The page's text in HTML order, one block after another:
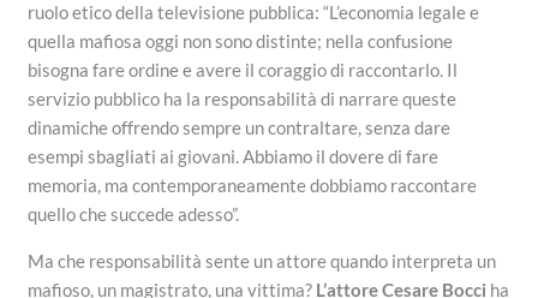
ruolo etico della televisione pubblica: “L’economia legale e
quella mafiosa oggi non sono distinte; nella confusione
bisogna fare ordine e avere il coraggio di raccontarlo. Il
servizio pubblico ha la responsabilità di narrare queste
dinamiche offrendo sempre un contraltare, senza dare
esempi sbagliati ai giovani. Abbiamo il dovere di fare
memoria, ma contemporaneamente dobbiamo raccontare
quello che succede adesso”.
Ma che responsabilità sente un attore quando interpreta un
mafioso, un magistrato, una vittima? L’attore Cesare Bocci ha